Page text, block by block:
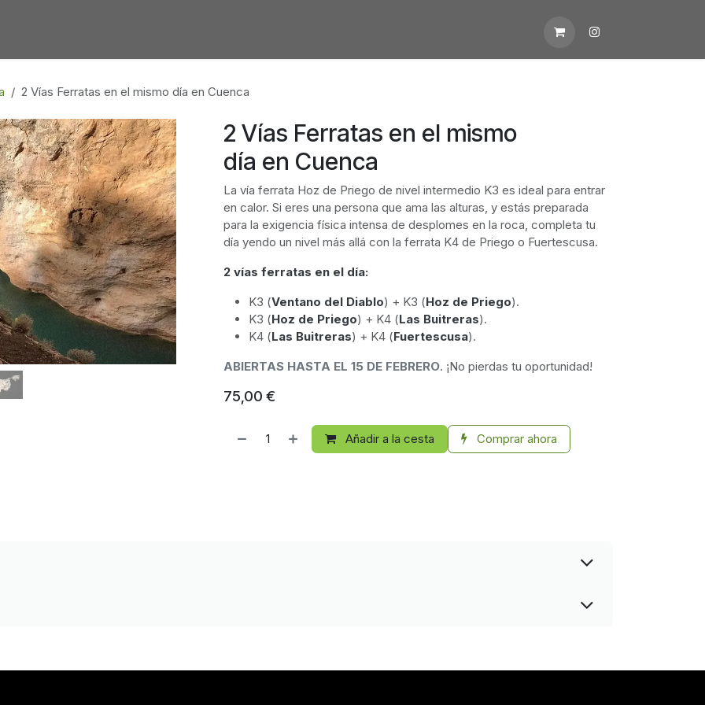
2 Vías Ferratas en el mismo día en Cuenca
2 Vías Ferratas en el mismo
día en Cuenca
La vía ferrata Hoz de Priego de nivel intermedio K3 es ideal para entrar
en calor. Si eres una persona que ama las alturas, y estás preparada
para la exigencia física intensa de desplomes en la roca, completa tu
día yendo un nivel más allá con la ferrata K4 de Priego o Fuertescusa.
2 vías ferratas en el día:
K3 (Ventano del Diablo) + K3 (Hoz de Priego).
K3 (Hoz de Priego) + K4 (Las Buitreras).
K4 (Las Buitreras) + K4 (Fuertescusa).
ABIERTAS HASTA EL 15 DE FEBRERO. ¡No pierdas tu oportunidad!
75,00 €
Añadir a la cesta Comprar ahora